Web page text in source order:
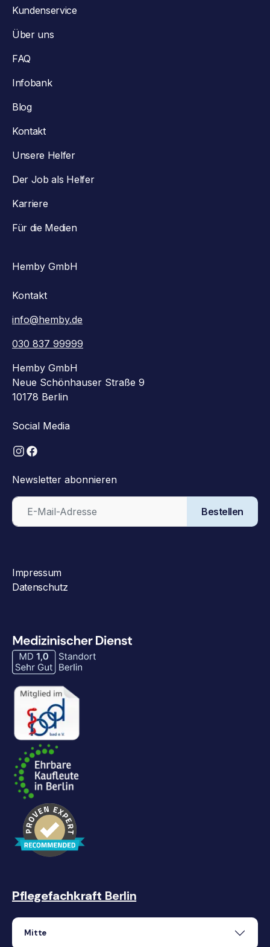
Kundenservice
Über uns
FAQ
Infobank
Blog
Kontakt
Unsere Helfer
Der Job als Helfer
Karriere
Für die Medien
Hemby GmbH
Kontakt
info@hemby.de
030 837 99999
Hemby GmbH
Neue Schönhauser Straße 9
10178 Berlin
Social Media
Newsletter abonnieren
Bestellen
Impressum
Datenschutz
Pflegefachkraft Berlin
Mitte